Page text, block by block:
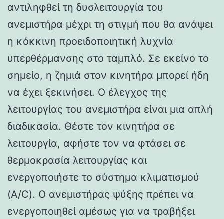
αντιληφθεί τη δυσλειτουργία του
ανεμιστήρα μέχρι τη στιγμή που θα ανάψει
η κόκκινη προειδοποιητική λυχνία
υπερθέρμανσης στο ταμπλό. Σε εκείνο το
σημείο, η ζημιά στον κινητήρα μπορεί ήδη
να έχει ξεκινήσει. Ο έλεγχος της
λειτουργίας του ανεμιστήρα είναι μια απλή
διαδικασία. Θέστε τον κινητήρα σε
λειτουργία, αφήστε τον να φτάσει σε
θερμοκρασία λειτουργίας και
ενεργοποιήστε το σύστημα κλιματισμού
(A/C). Ο ανεμιστήρας ψύξης πρέπει να
ενεργοποιηθεί αμέσως για να τραβήξει